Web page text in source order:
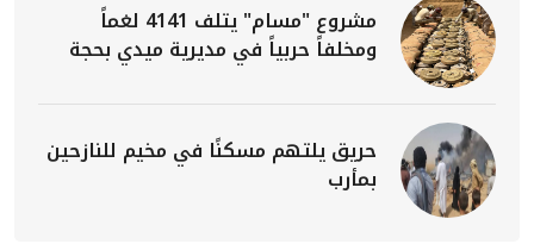
مشروع "مسام" يتلف 4141 لغماً
ومخلفاً حربياً في مديرية ميدي بحجة
حريق يلتهم مسكنًا في مخيم للنازحين
بمأرب